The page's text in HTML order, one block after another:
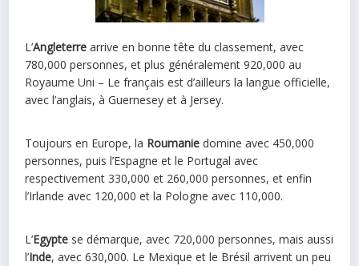
L’Angleterre arrive en bonne tête du classement, avec
780,000 personnes, et plus généralement 920,000 au
Royaume Uni – Le français est d’ailleurs la langue officielle,
avec l’anglais, à Guernesey et à Jersey.
Toujours en Europe, la Roumanie domine avec 450,000
personnes, puis l’Espagne et le Portugal avec
respectivement 330,000 et 260,000 personnes, et enfin
l’Irlande avec 120,000 et la Pologne avec 110,000.
L’Egypte se démarque, avec 720,000 personnes, mais aussi
l’Inde, avec 630,000. Le Mexique et le Brésil arrivent un peu